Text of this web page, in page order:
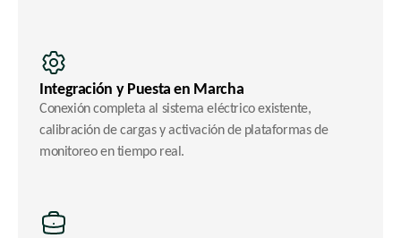
Integración y Puesta en Marcha
Conexión completa al sistema eléctrico existente,
calibración de cargas y activación de plataformas de
monitoreo en tiempo real.